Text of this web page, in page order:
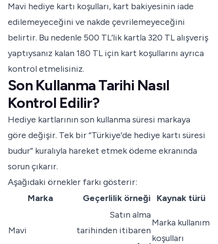
Mavi hediye kartı koşulları, kart bakiyesinin iade
edilemeyeceğini ve nakde çevrilemeyeceğini
belirtir. Bu nedenle 500 TL’lik kartla 320 TL alışveriş
yaptıysanız kalan 180 TL için kart koşullarını ayrıca
kontrol etmelisiniz.
Son Kullanma Tarihi Nasıl
Kontrol Edilir?
Hediye kartlarının son kullanma süresi markaya
göre değişir. Tek bir “Türkiye’de hediye kartı süresi
budur” kuralıyla hareket etmek ödeme ekranında
sorun çıkarır.
Aşağıdaki örnekler farkı gösterir:
Marka
Geçerlilik örneği Kaynak türü
Mavi
Satın alma
tarihinden itibaren
Marka kullanım
koşulları